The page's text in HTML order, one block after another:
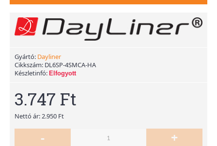
Gyártó: Dayliner
Cikkszám: DL6SP-4SMCA-HA
Készletinfó: Elfogyott
3.747 Ft
Nettó ár: 2.950 Ft
- +